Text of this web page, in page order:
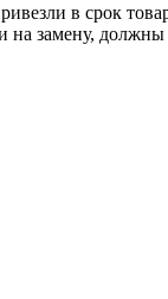
в срок
на замену,